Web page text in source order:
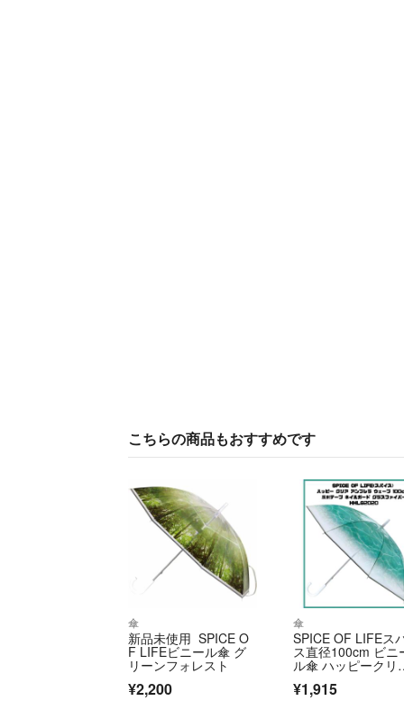
こちらの商品もおすすめです
傘
新品未使用 SPICE O
F LIFEビニール傘 グ
リーンフォレスト
¥2,200
傘
SPICE OF LIFEス
ス直径100cm ビニ
ル傘 ハッピークリ
¥1,915